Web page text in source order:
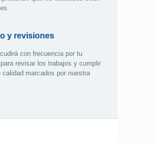
y revisiones
con frecuencia por tu
revisar los trabajos y cumplir
calidad marcados por nuestra